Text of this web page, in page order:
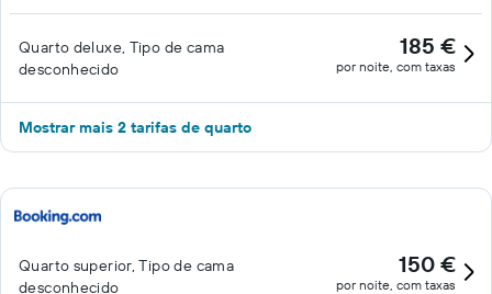
Quarto deluxe, Tipo de cama
desconhecido
185 €
por noite, com taxas
Mostrar mais 2 tarifas de quarto
Quarto superior, Tipo de cama
desconhecido
150 €
por noite, com taxas